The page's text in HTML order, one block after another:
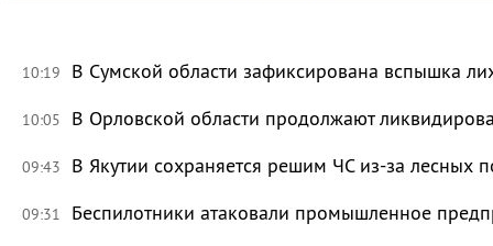
10:19 В Сумской области зафиксирована вспышка
10:05 В Орловской области продолжают
09:43 В Якутии сохраняется решим ЧС из-за лесных
09:31 Беспилотники атаковали промышленное